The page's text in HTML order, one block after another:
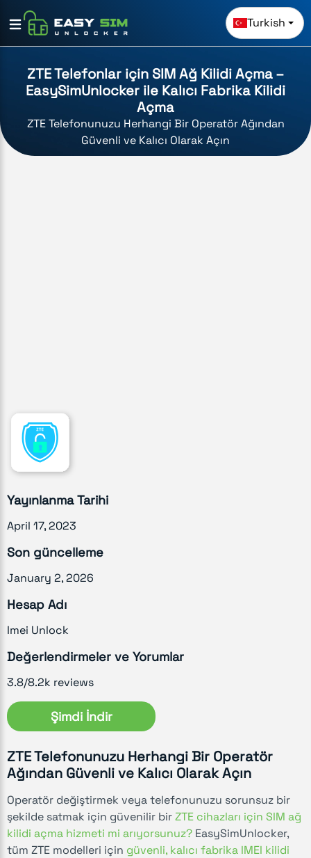
Turkish
ZTE Telefonlar için SIM Ağ Kilidi Açma –
EasySimUnlocker ile Kalıcı Fabrika Kilidi
Açma
ZTE Telefonunuzu Herhangi Bir Operatör Ağından
Güvenli ve Kalıcı Olarak Açın
Yayınlanma Tarihi
April 17, 2023
Son güncelleme
January 2, 2026
Hesap Adı
Imei Unlock
Değerlendirmeler ve Yorumlar
3.8/8.2k reviews
Şimdi İndir
ZTE Telefonunuzu Herhangi Bir Operatör
Ağından Güvenli ve Kalıcı Olarak Açın
Operatör değiştirmek veya telefonunuzu sorunsuz bir
şekilde satmak için güvenilir birZTE cihazları için SIM ağ
kilidi açma hizmeti mi arıyorsunuz? EasySimUnlocker,
tüm ZTE modelleri için güvenli, kalıcı fabrika IMEI kilidi